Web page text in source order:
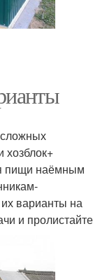
хозблок+
пищи наёмным
варианты на
и пролистайте